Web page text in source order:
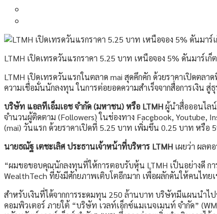
LTMH เปิดเทรดวันแรกราคา 5.25 บาท เหนือจอง 5% ดันมา
LTMH เปิดเทรดวันแรกในตลาด mai สุดคึกคัก ด้วยราคาเปิดต
ความเชื่อมั่นนักลงทุน ในการต่อยอดความสำเร็จจากสื่อการเงิ
บริษัท แอลทีเอ็มเอช จำกัด (มหาชน) หรือ LTMHผู้นำสื่อออนไล
จำนวนผู้ติดตาม (Followers) ในช่องทาง Facebook, Youtube,
(mai) วันแรก ด้วยราคาเปิดที่ 5.25 บาท เพิ่มขึ้น 0.25 บาท หรื
นายธณัฐ เตชะเลิศ ประธานเจ้าหน้าที่บริหาร LTMH เผยว่า ผลต
“ผมขอขอบคุณนักลงทุนที่ให้การตอบรับหุ้น LTMH เป็นอย่างดี ก
WealthTech ที่ยังมีศักยภาพเติบโตอีกมาก เพื่อผลักดันให้คนไทย
สำหรับเงินที่ได้จากการระดมทุน 250 ล้านบาท บริษัทมีแผนนำไ
คอมพิวเตอร์ ภายใต้ “บริษัท เวลท์เอ็กซ์แมเนจเมนท์ จำกัด”